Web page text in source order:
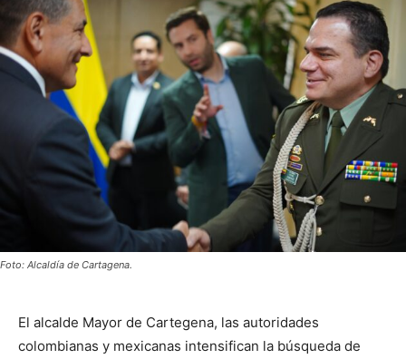
Foto: Alcaldía de Cartagena.
El alcalde Mayor de Cartegena, las autoridades
colombianas y mexicanas intensifican la búsqueda de